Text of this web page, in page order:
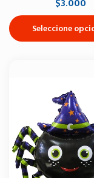
$3.000
Seleccione